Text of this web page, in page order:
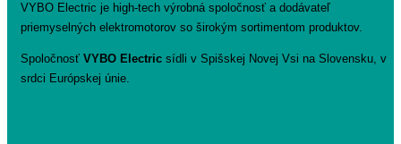
VYBO Electric je high-tech výrobná spoločnosť a dodávateľ
priemyselných elektromotorov so širokým sortimentom produktov.
Spoločnosť VYBO Electric sídli v Spišskej Novej Vsi na Slovensku, v
srdci Európskej únie.